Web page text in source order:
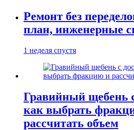
Ремонт без
план, инженерные
1 неделя спустя
Гравийный щебень
как выбрать
рассчитать объем